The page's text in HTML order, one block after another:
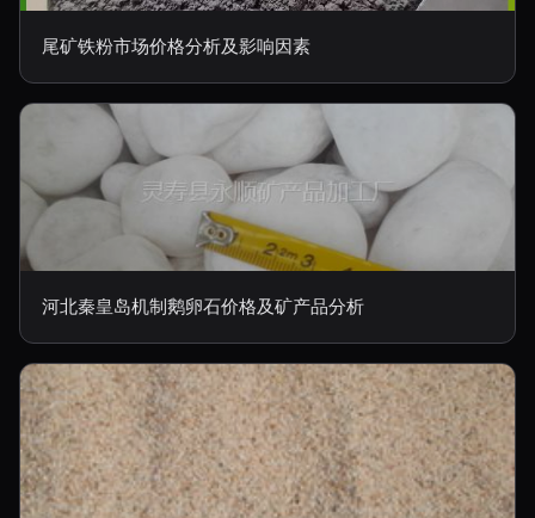
尾矿铁粉市场价格分析及影响因素
河北秦皇岛机制鹅卵石价格及矿产品分析